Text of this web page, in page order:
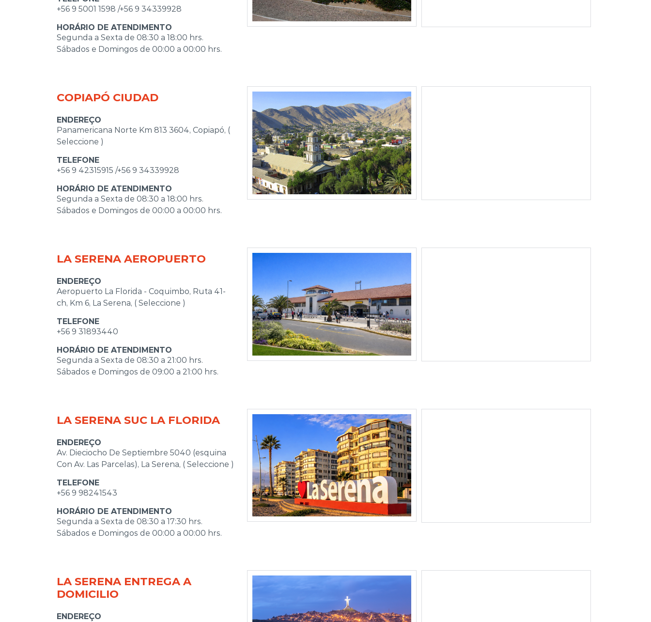
+56 9 5001 1598 /+56 9 34339928
HORÁRIO DE ATENDIMENTO
Segunda a Sexta de 08:30 a 18:00 hrs.
Sábados e Domingos de 00:00 a 00:00 hrs.
COPIAPÓ CIUDAD
ENDEREÇO
Panamericana Norte Km 813 3604, Copiapó, (
Seleccione )
TELEFONE
+56 9 42315915 /+56 9 34339928
HORÁRIO DE ATENDIMENTO
Segunda a Sexta de 08:30 a 18:00 hrs.
Sábados e Domingos de 00:00 a 00:00 hrs.
LA SERENA AEROPUERTO
ENDEREÇO
Aeropuerto La Florida - Coquimbo, Ruta 41-
ch, Km 6, La Serena, ( Seleccione )
TELEFONE
+56 9 31893440
HORÁRIO DE ATENDIMENTO
Segunda a Sexta de 08:30 a 21:00 hrs.
Sábados e Domingos de 09:00 a 21:00 hrs.
LA SERENA SUC LA FLORIDA
ENDEREÇO
Av. Dieciocho De Septiembre 5040 (esquina
Con Av. Las Parcelas), La Serena, ( Seleccione )
TELEFONE
+56 9 98241543
HORÁRIO DE ATENDIMENTO
Segunda a Sexta de 08:30 a 17:30 hrs.
Sábados e Domingos de 00:00 a 00:00 hrs.
LA SERENA ENTREGA A
DOMICILIO
ENDEREÇO